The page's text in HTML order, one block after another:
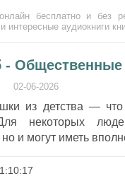
бесплатно и без
интересные аудиокниги
-
02-06-2026
из детства —
некоторых
и могут иметь